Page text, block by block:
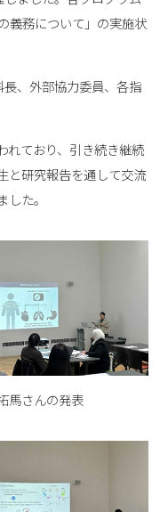
義務について」の実施状
、外部協力委員、各指
れており、引き続き継続
と研究報告を通して交流
した。
馬さんの発表